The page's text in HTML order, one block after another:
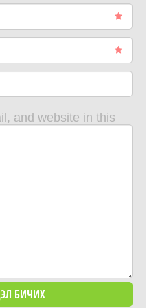
and website in this
i comment.